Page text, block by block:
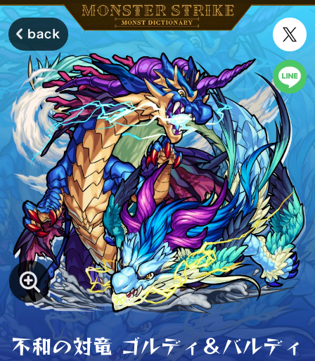
不和の対竜 ゴルディ＆バルディ